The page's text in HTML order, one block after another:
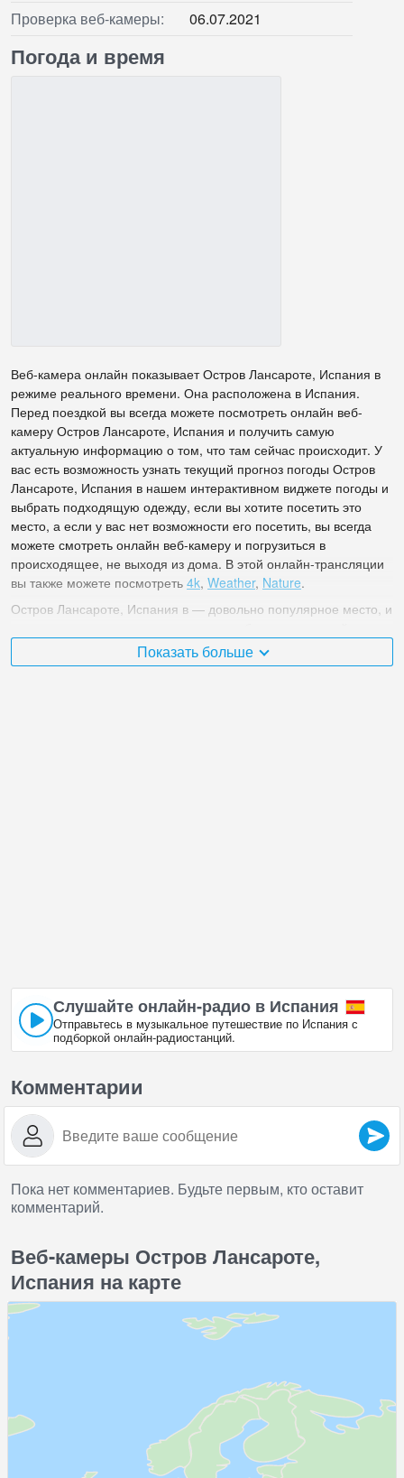
Проверка веб‑камеры:
06.07.2021
Погода и время
Веб-камера онлайн показывает Остров Лансароте, Испания в
режиме реального времени. Она расположена в Испания.
Перед поездкой вы всегда можете посмотреть онлайн веб-
камеру Остров Лансароте, Испания и получить самую
актуальную информацию о том, что там сейчас происходит. У
вас есть возможность узнать текущий прогноз погоды Остров
Лансароте, Испания в нашем интерактивном виджете погоды и
выбрать подходящую одежду, если вы хотите посетить это
место, а если у вас нет возможности его посетить, вы всегда
можете смотреть онлайн веб-камеру и погрузиться в
происходящее, не выходя из дома. В этой онлайн-трансляции
вы также можете посмотреть 4k, Weather, Nature.
Остров Лансароте, Испания в — довольно популярное место, и
трансляцией на баллов.Показать больше
Слушайте онлайн‑радио в Испания
Отправьтесь в музыкальное путешествие по Испания с
подборкой онлайн‑радиостанций.
Комментарии
Пока нет комментариев. Будьте первым, кто оставит
комментарий.
Веб-камеры Остров Лансароте,
Испания на карте